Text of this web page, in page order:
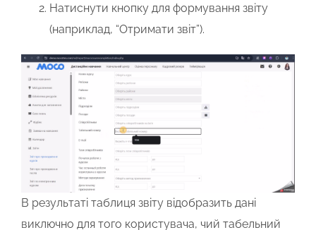
Натиснути кнопку для формування звіту
(наприклад, “Отримати звіт”).
В результаті таблиця звіту відобразить дані
виключно для того користувача, чий табельний